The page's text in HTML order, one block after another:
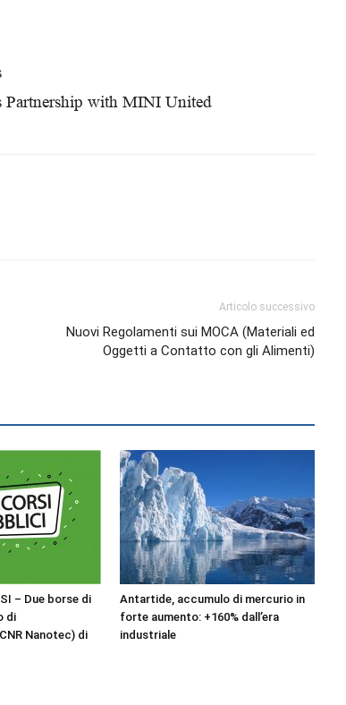
Partnership with MINI United
Articolo successivo
Nuovi Regolamenti sui MOCA (Materiali ed
Oggetti a Contatto con gli Alimenti)
– Due borse di
di
Nanotec) di
Antartide, accumulo di mercurio in
forte aumento: +160% dall’era
industriale